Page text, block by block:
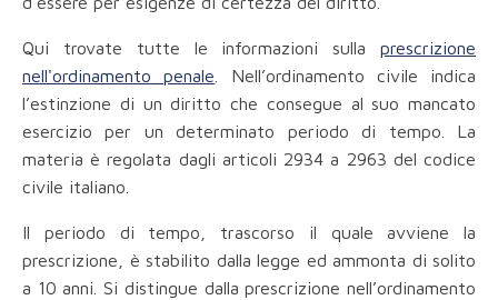
Qui trovate tutte le informazioni sulla prescrizione
nell'ordinamento penale . Nell’ordinamento civile indica
l’estinzione di un diritto che consegue al suo mancato
esercizio per un determinato periodo di tempo. La
materia è regolata dagli articoli 2934 a 2963 del codice
civile italiano.
Il periodo di tempo, trascorso il quale avviene la
prescrizione, è stabilito dalla legge ed ammonta di solito
a 10 anni. Si distingue dalla prescrizione nell’ordinamento